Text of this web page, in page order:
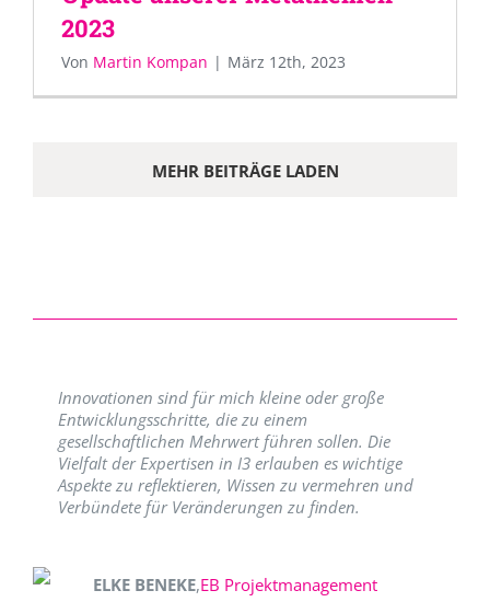
2023
Von Martin Kompan | März 12th, 2023
MEHR BEITRÄGE LADEN
Innovationen sind für mich kleine oder große
Entwicklungsschritte, die zu einem
gesellschaftlichen Mehrwert führen sollen. Die
Vielfalt der Expertisen in I3 erlauben es wichtige
Aspekte zu reflektieren, Wissen zu vermehren und
Verbündete für Veränderungen zu finden.
ELKE BENEKE,EB Projektmanagement